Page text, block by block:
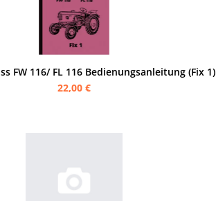
FW 116/ FL 116 Bedienungsanleitung (Fix 1)
22,00 €